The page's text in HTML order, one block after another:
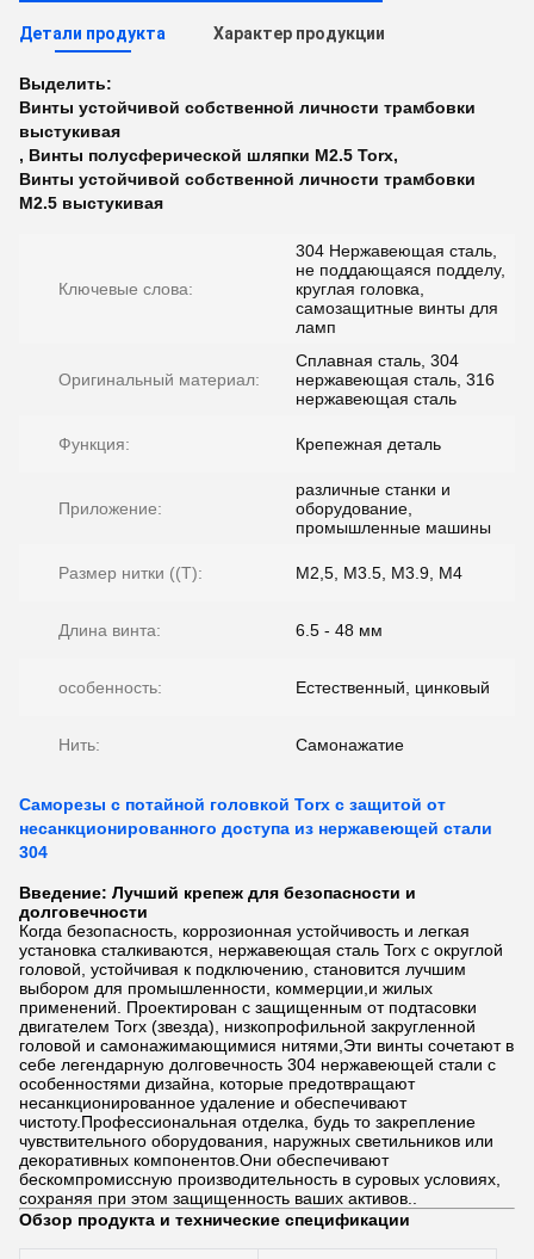
Детали продукта Характер продукции
Выделить:
Винты устойчивой собственной личности трамбовки
выстукивая
, Винты полусферической шляпки M2.5 Torx,
Винты устойчивой собственной личности трамбовки
M2.5 выстукивая
Ключевые слова:
304 Нержавеющая сталь,
не поддающаяся подделу,
круглая головка,
самозащитные винты для
ламп
Оригинальный материал:
Сплавная сталь, 304
нержавеющая сталь, 316
нержавеющая сталь
Функция: Крепежная деталь
Приложение:
различные станки и
оборудование,
промышленные машины
Размер нитки ((T): М2,5, М3.5, M3.9, M4
Длина винта: 6.5 - 48 мм
особенность: Естественный, цинковый
Нить: Самонажатие
Саморезы с потайной головкой Torx с защитой от
несанкционированного доступа из нержавеющей стали
304
Введение: Лучший крепеж для безопасности и
долговечности
Когда безопасность, коррозионная устойчивость и легкая
установка сталкиваются, нержавеющая сталь Torx с округлой
головой, устойчивая к подключению, становится лучшим
выбором для промышленности, коммерции,и жилых
применений. Проектирован с защищенным от подтасовки
двигателем Torx (звезда), низкопрофильной закругленной
головой и самонажимающимися нитями,Эти винты сочетают в
себе легендарную долговечность 304 нержавеющей стали с
особенностями дизайна, которые предотвращают
несанкционированное удаление и обеспечивают
чистоту.Профессиональная отделка, будь то закрепление
чувствительного оборудования, наружных светильников или
декоративных компонентов.Они обеспечивают
бескомпромиссную производительность в суровых условиях,
сохраняя при этом защищенность ваших активов..
Обзор продукта и технические спецификации